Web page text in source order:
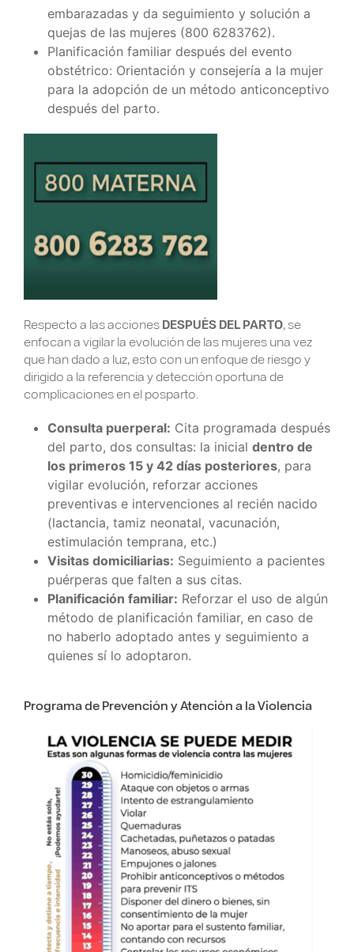
embarazadas y da seguimiento y solución a
quejas de las mujeres (800 6283762).
Planificación familiar después del evento
obstétrico: Orientación y consejería a la mujer
para la adopción de un método anticonceptivo
después del parto.
Respecto a las accionesDESPUÉS DEL PARTO, se
enfocan a vigilar la evolución de las mujeres una vez
que han dado a luz, esto con un enfoque de riesgo y
dirigido a la referencia y detección oportuna de
complicaciones en el posparto.
Consulta puerperal: Cita programada después
del parto, dos consultas: la inicial dentro de
los primeros 15 y 42 días posteriores, para
vigilar evolución, reforzar acciones
preventivas e intervenciones al recién nacido
(lactancia, tamiz neonatal, vacunación,
estimulación temprana, etc.)
Visitas domiciliarias: Seguimiento a pacientes
puérperas que falten a sus citas.
Planificación familiar: Reforzar el uso de algún
método de planificación familiar, en caso de
no haberlo adoptado antes y seguimiento a
quienes sí lo adoptaron.
Programa de Prevención y Atención a la Violencia